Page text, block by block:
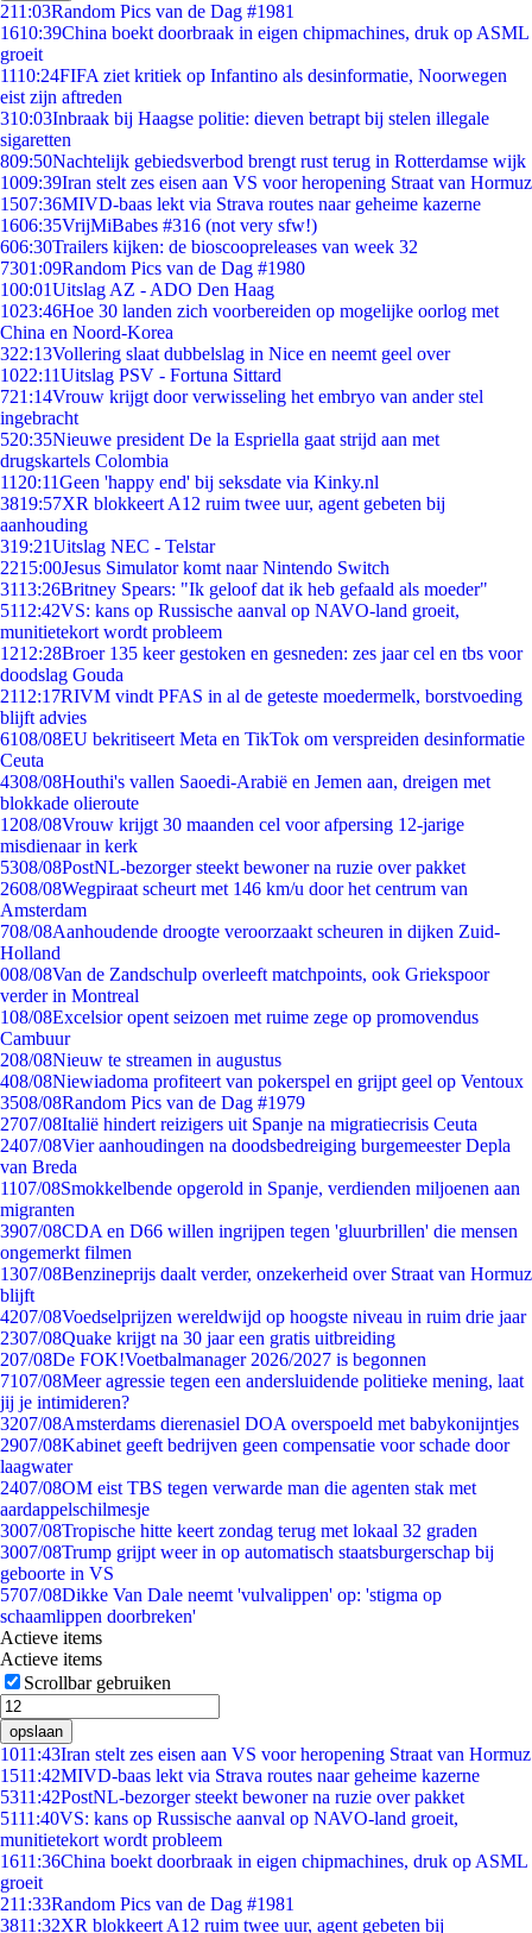
211:03Random Pics van de Dag #1981
1610:39China boekt doorbraak in eigen chipmachines, druk op ASML
groeit
1110:24FIFA ziet kritiek op Infantino als desinformatie, Noorwegen
eist zijn aftreden
310:03Inbraak bij Haagse politie: dieven betrapt bij stelen illegale
sigaretten
809:50Nachtelijk gebiedsverbod brengt rust terug in Rotterdamse wijk
1009:39Iran stelt zes eisen aan VS voor heropening Straat van Hormuz
1507:36MIVD-baas lekt via Strava routes naar geheime kazerne
1606:35VrijMiBabes #316 (not very sfw!)
606:30Trailers kijken: de bioscoopreleases van week 32
7301:09Random Pics van de Dag #1980
100:01Uitslag AZ - ADO Den Haag
1023:46Hoe 30 landen zich voorbereiden op mogelijke oorlog met
China en Noord-Korea
322:13Vollering slaat dubbelslag in Nice en neemt geel over
1022:11Uitslag PSV - Fortuna Sittard
721:14Vrouw krijgt door verwisseling het embryo van ander stel
ingebracht
520:35Nieuwe president De la Espriella gaat strijd aan met
drugskartels Colombia
11 20:11Geen 'happy end' bij seksdate via Kinky.nl
3819:57XR blokkeert A12 ruim twee uur, agent gebeten bij
aanhouding
319:21Uitslag NEC - Telstar
2215:00Jesus Simulator komt naar Nintendo Switch
3113:26Britney Spears: "Ik geloof dat ik heb gefaald als moeder"
5112:42VS: kans op Russische aanval op NAVO-land groeit,
munitietekort wordt probleem
1212:28Broer 135 keer gestoken en gesneden: zes jaar cel en tbs voor
doodslag Gouda
2112:17RIVM vindt PFAS in al de geteste moedermelk, borstvoeding
blijft advies
6108/08EU bekritiseert Meta en TikTok om verspreiden desinformatie
Ceuta
4308/08Houthi's vallen Saoedi-Arabië en Jemen aan, dreigen met
blokkade olieroute
1208/08Vrouw krijgt 30 maanden cel voor afpersing 12-jarige
misdienaar in kerk
5308/08PostNL-bezorger steekt bewoner na ruzie over pakket
2608/08Wegpiraat scheurt met 146 km/u door het centrum van
Amsterdam
708/08Aanhoudende droogte veroorzaakt scheuren in dijken Zuid-
Holland
008/08Van de Zandschulp overleeft matchpoints, ook Griekspoor
verder in Montreal
108/08Excelsior opent seizoen met ruime zege op promovendus
Cambuur
208/08Nieuw te streamen in augustus
408/08Niewiadoma profiteert van pokerspel en grijpt geel op Ventoux
3508/08Random Pics van de Dag #1979
2707/08Italië hindert reizigers uit Spanje na migratiecrisis Ceuta
2407/08Vier aanhoudingen na doodsbedreiging burgemeester Depla
van Breda
1107/08Smokkelbende opgerold in Spanje, verdienden miljoenen aan
migranten
3907/08CDA en D66 willen ingrijpen tegen 'gluurbrillen' die mensen
ongemerkt filmen
1307/08Benzineprijs daalt verder, onzekerheid over Straat van Hormuz
blijft
4207/08Voedselprijzen wereldwijd op hoogste niveau in ruim drie jaar
2307/08Quake krijgt na 30 jaar een gratis uitbreiding
207/08De FOK!Voetbalmanager 2026/2027 is begonnen
7107/08Meer agressie tegen een andersluidende politieke mening, laat
jij je intimideren?
3207/08Amsterdams dierenasiel DOA overspoeld met babykonijntjes
2907/08Kabinet geeft bedrijven geen compensatie voor schade door
laagwater
2407/08OM eist TBS tegen verwarde man die agenten stak met
aardappelschilmesje
3007/08Tropische hitte keert zondag terug met lokaal 32 graden
3007/08Trump grijpt weer in op automatisch staatsburgerschap bij
geboorte in VS
5707/08Dikke Van Dale neemt 'vulvalippen' op: 'stigma op
schaamlippen doorbreken'
Actieve items
Actieve items
Scrollbar gebruiken
opslaan
1011:43Iran stelt zes eisen aan VS voor heropening Straat van Hormuz
1511:42MIVD-baas lekt via Strava routes naar geheime kazerne
5311:42PostNL-bezorger steekt bewoner na ruzie over pakket
5111:40VS: kans op Russische aanval op NAVO-land groeit,
munitietekort wordt probleem
1611:36China boekt doorbraak in eigen chipmachines, druk op ASML
groeit
211:33Random Pics van de Dag #1981
3811:32XR blokkeert A12 ruim twee uur, agent gebeten bij